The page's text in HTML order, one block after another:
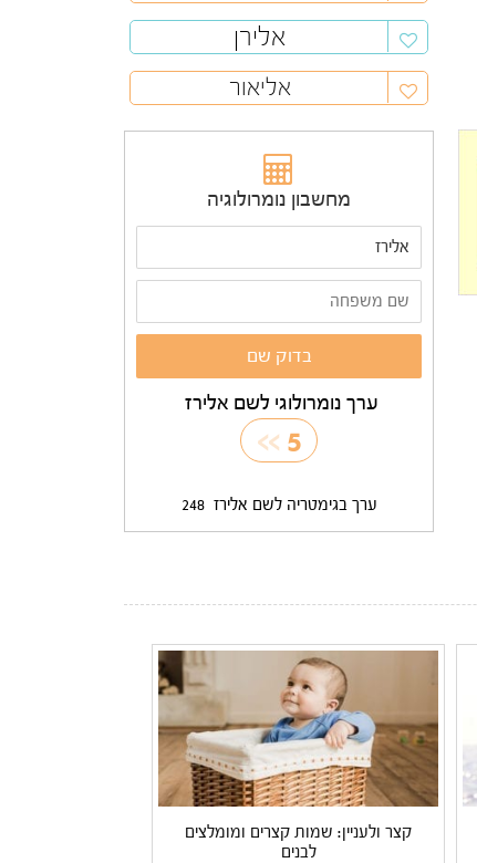
אלירן
אליאור
מחשבון נומרולוגיה
ערך נומרולוגי לשם אלירז
5
>>
ערך בגימטריה לשם אלירז 248
קצר ולעניין: שמות קצרים ומומלצים
לבנים